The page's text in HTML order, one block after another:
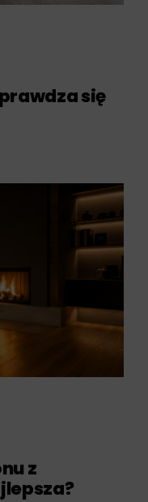
się
z